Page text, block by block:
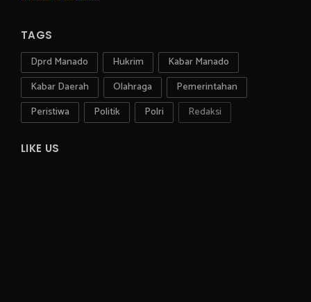
TAGS
Dprd Manado Hukrim
Kabar Manado
Kabar Daerah
Olahraga
Pemerintahan
Peristiwa
Politik Polri Redaksi
LIKE US